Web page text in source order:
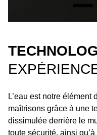
L’eau est notre
maîtrisons grâce à une
dissimulée derrière le
toute sécurité, ainsi